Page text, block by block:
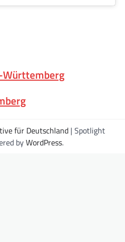
Württemberg
für Deutschland | Spotlight
byWordPress.